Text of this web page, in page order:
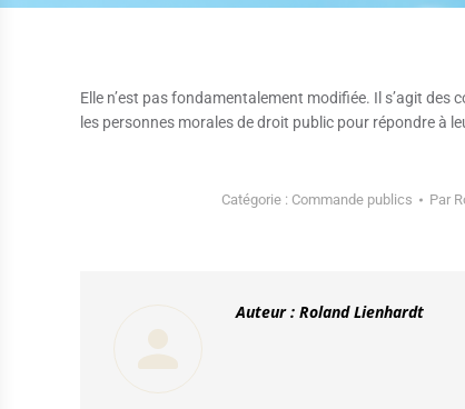
Elle n’est pas fondamentalement modifiée. Il s’agit
les personnes morales de droit public pour répondre à
Catégorie : Commande publics Par
Auteur : Roland Lienhardt